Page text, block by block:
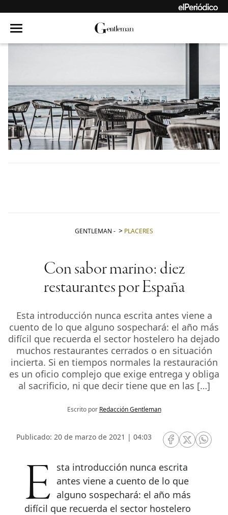
GENTLEMAN - PLACERES
Con sabor marino: diez
restaurantes por España
Esta introducción nunca escrita antes viene a
cuento de lo que alguno sospechará: el año más
difícil que recuerda el sector hostelero ha dejado
muchos restaurantes cerrados o en situación
incierta. Si en tiempos normales la restauración
es un oficio complejo que exige entrega y obliga
al sacrificio, ni que decir tiene que en las […]
Escrito por Redacción Gentleman
Publicado: 20 de marzo de 2021 | 04:03
RRSS Facebook
RRSSRRSS
Esta introducción nunca escrita antes viene a cuento de lo que
alguno sospechará: el año más
difícil que recuerda el sector hostelero